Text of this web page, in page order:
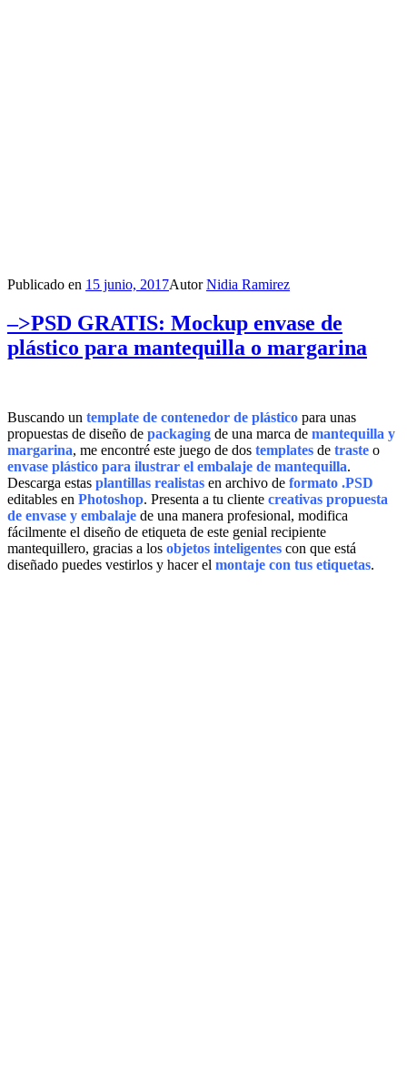
Publicado en 15 junio, 2017AutorNidia Ramirez
–>PSD GRATIS: Mockup envase de
plástico para mantequilla o margarina
Buscando un template de contenedor de plástico para unas
propuestas de diseño de packaging de una marca de mantequilla y
margarina, me encontré este juego de dos templates de traste o
envase plástico para ilustrar el embalaje de mantequilla.
Descarga estas plantillas realistas en archivo de formato .PSD
editables en Photoshop. Presenta a tu cliente creativas propuesta
de envase y embalaje de una manera profesional, modifica
fácilmente el diseño de etiqueta de este genial recipiente
mantequillero, gracias a los objetos inteligentes con que está
diseñado puedes vestirlos y hacer el montaje con tus etiquetas.